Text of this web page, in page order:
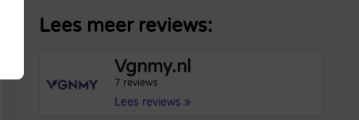
Lees meer reviews:
Vgnmy.nl
7 reviews
Lees reviews »